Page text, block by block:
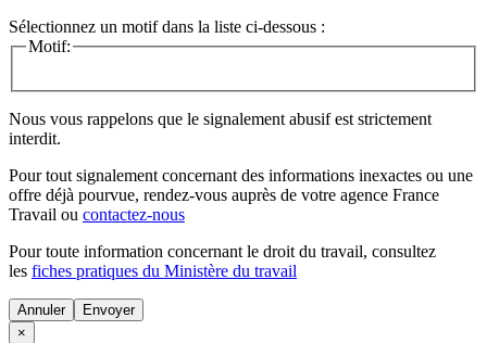
Sélectionnez un motif dans la liste ci-dessous :
Motif:
Nous vous rappelons que le signalement abusif est strictement
interdit.
Pour tout signalement concernant des informations inexactes ou une
offre déjà pourvue, rendez-vous auprès de votre agence France
Travail ou contactez-nous
Pour toute information concernant le droit du travail, consultez
les fiches pratiques du Ministère du travail
Annuler
×